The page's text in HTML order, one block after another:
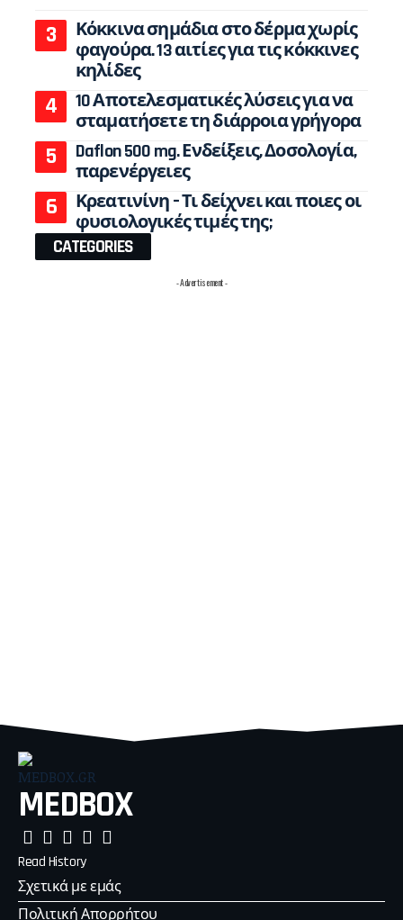
Κόκκινα σημάδια στο δέρμα χωρίς
φαγούρα. 13 αιτίες για τις κόκκινες
κηλίδες
10 Αποτελεσματικές λύσεις για να
σταματήσετε τη διάρροια γρήγορα
Daflon 500 mg. Ενδείξεις, Δοσολογία,
παρενέργειες
Κρεατινίνη – Τι δείχνει και ποιες οι
φυσιολογικές τιμές της;
CATEGORIES
- Advertisement -
MEDBOX
Read History
Σχετικά με εμάς
Πολιτική Απορρήτου